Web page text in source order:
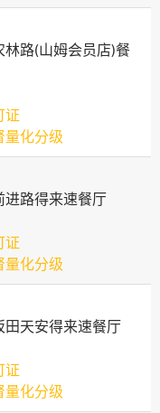
林路(山姆会员店)餐
证
量化分级
进路得来速餐厅
证
量化分级
田天安得来速餐厅
证
量化分级